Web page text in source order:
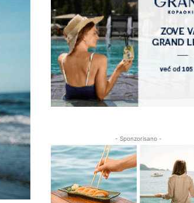
- Sponzorisano -